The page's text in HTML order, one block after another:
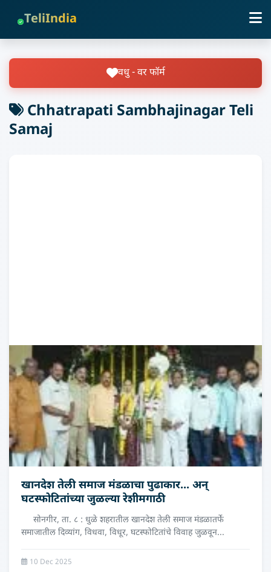
TeliIndia
वधु - वर फॉर्म
Chhatrapati Sambhajinagar Teli
Samaj
खानदेश तेली समाज मंडळाचा पुढाकार... अन्
घटस्फोटितांच्या जुळल्या रेशीमगाठी
सोनगीर, ता. ८ : धुळे शहरातील खानदेश तेली समाज मंडळातर्फे
समाजातील दिव्यांग, विधवा, विधूर, घटस्फोटितांचे विवाह जुळवून...
10 Dec 2025